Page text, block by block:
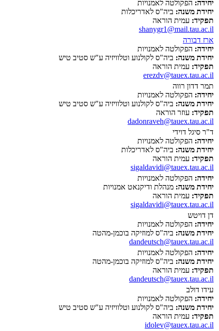
יחידה: הפקולטה לאמנויות
יחידת משנה: ביה"ס לאדריכלות
תפקיד: עמית הוראה
shanygr1@mail.tau.ac.il
ארז דבורה
יחידה: הפקולטה לאמנויות
יחידת משנה: ביה"ס לקולנוע וטלוויזיה ע"ש סטיב טיש
תפקיד: עמית הוראה
erezdv@tauex.tau.ac.il
תמר דדון רווה
יחידה: הפקולטה לאמנויות
יחידת משנה: ביה"ס לקולנוע וטלוויזיה ע"ש סטיב טיש
תפקיד: עוזר הוראה
dadonraveh@tauex.tau.ac.il
ד"ר סיגל דוידי
יחידה: הפקולטה לאמנויות
יחידת משנה: ביה"ס לאדריכלות
תפקיד: עמית הוראה
sigaldavidi@tauex.tau.ac.il
יחידה: הפקולטה לאמנויות
יחידת משנה: מנהלת ודיקנאט אמנויות
תפקיד: עמית הוראה
sigaldavidi@tauex.tau.ac.il
דן דויטש
יחידה: הפקולטה לאמנויות
יחידת משנה: ביה"ס למוזיקה בוכמן-מהטה
dandeutsch@tauex.tau.ac.il
יחידה: הפקולטה לאמנויות
יחידת משנה: ביה"ס למוזיקה בוכמן-מהטה
תפקיד: עמית הוראה
dandeutsch@tauex.tau.ac.il
עידו דולב
יחידה: הפקולטה לאמנויות
יחידת משנה: ביה"ס לקולנוע וטלוויזיה ע"ש סטיב טיש
תפקיד: עמית הוראה
idolev@tauex.tau.ac.il